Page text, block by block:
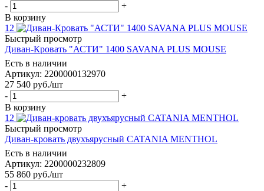
-
+
В корзину
12
Быстрый просмотр
Диван-Кровать "АСТИ" 1400 SAVANA PLUS MOUSE
Есть в наличии
Артикул: 2200000132970
27 540 руб./шт
-
+
В корзину
12
Быстрый просмотр
Диван-кровать двухъярусный CATANIA MENTHOL
Есть в наличии
Артикул: 2200000232809
55 860 руб./шт
-
+